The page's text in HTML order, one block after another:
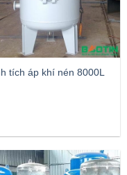
tích áp khí nén 8000L